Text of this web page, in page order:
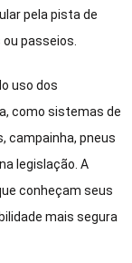
pela pista de
passeios.
uso dos
como sistemas de
campainha, pneus
legislação. A
conheçam seus
mais segura